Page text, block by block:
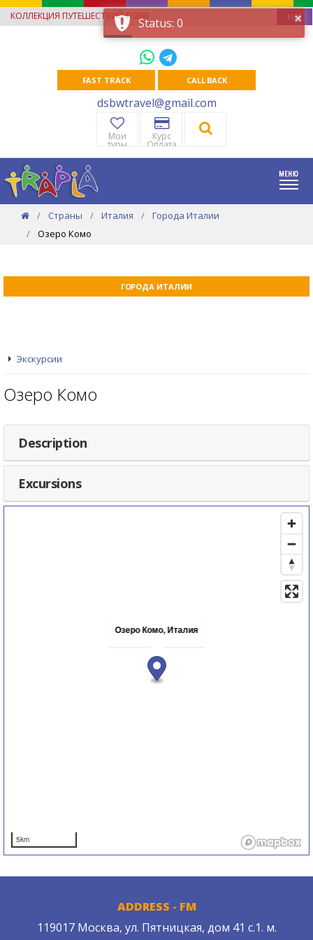
КОЛЛЕКЦИЯ ПУТЕШЕСТВИЙ DSBW EUR
FAST TRACK CALL BACK
dsbwtravel@gmail.com
Мои
туры
Курс
Оплата
Страны Италия
Города Италии
Озеро Комо
ГОРОДА ИТАЛИИ
Экскурсии
Озеро Комо
Description
Excursions
5km
Озеро Комо, Италия
ADDRESS - FM
119017 Москва, ул. Пятницкая, дом 41 с.1. м.
×
Status: 0